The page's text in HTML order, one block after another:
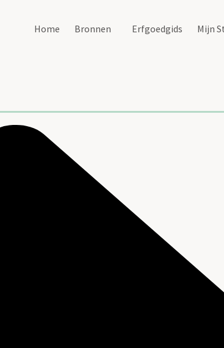
Home Bronnen Erfgoedgids Mijn